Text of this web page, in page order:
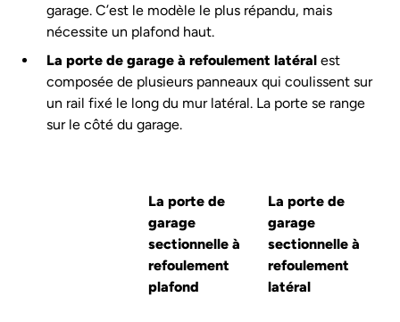
garage. C’est le modèle le plus répandu, mais
nécessite un plafond haut.
La porte de garage à refoulement latéralest
composée de plusieurs panneaux qui coulissent sur
un rail fixé le long du mur latéral. La porte se range
sur le côté du garage.
La porte de
garage
sectionnelle à
refoulement
plafond
La porte de
garage
sectionnelle à
refoulement
latéral